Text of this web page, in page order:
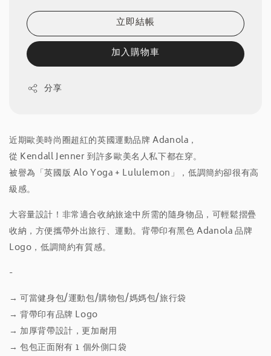
立即結帳
加入購物車
分享
近期歐美時尚圈超紅的英國運動品牌 Adanola，
從 Kendall Jenner 到許多歐美名人私下都在穿。
被譽為「英國版 Alo Yoga + Lululemon」，低調簡約卻很有高
級感。
大容量設計！非常適合收納旅途中所需的隨身物品，可輕鬆摺疊
收納，方便攜帶外出旅行、運動。背帶印有黑色 Adanola 品牌
Logo，低調簡約有質感。
-
→可當健身包/運動包/購物包/媽媽包/旅行袋
→ 背帶印有品牌 Logo
→ 加厚背帶設計，更加耐用
→ 包包正面附有 1 個外側口袋